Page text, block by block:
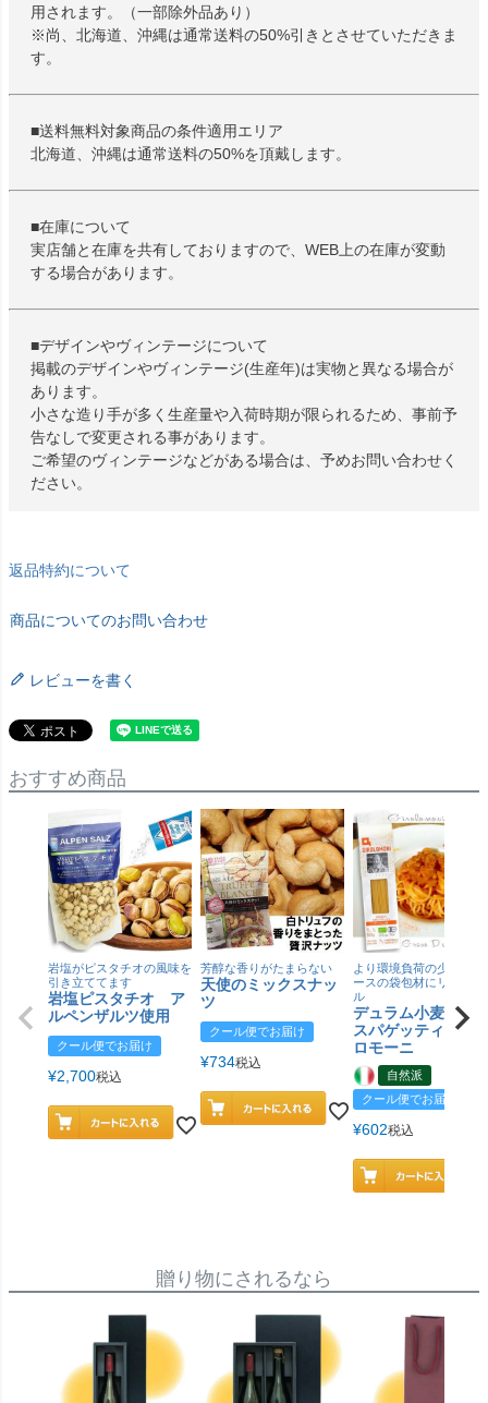
用されます。（一部除外品あり）
※尚、北海道、沖縄は通常送料の50%引きとさせていただきま
す。
■送料無料対象商品の条件適用エリア
北海道、沖縄は通常送料の50%を頂戴します。
■在庫について
実店舗と在庫を共有しておりますので、WEB上の在庫が変動
する場合があります。
■デザインやヴィンテージについて
掲載のデザインやヴィンテージ(生産年)は実物と異なる場合が
あります。
小さな造り手が多く生産量や入荷時期が限られるため、事前予
告なしで変更される事があります。
ご希望のヴィンテージなどがある場合は、予めお問い合わせく
ださい。
返品特約について
商品についてのお問い合わせ
レビューを書く
おすすめ商品
岩塩がピスタチオの風味を
引き立ててます
岩塩ピスタチオ ア
ルペンザルツ使用
クール便でお届け
¥2,700税込
芳醇な香りがたまらない
天使のミックスナッ
ツ
クール便でお届け
¥734税込
より環境負荷の少ない紙
ースの袋包材にリニュー
ル
デュラム小麦 有
スパゲッティ／ジ
ロモーニ
自然派
クール便でお届け
¥602税込
贈り物にされるなら